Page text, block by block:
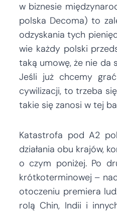
w biznesie
polska Decoma) to
odzyskania tych
wie każdy polski
taką umowę, że nie da
Jeśli już chcemy
cywilizacji, to trzeba
takie się zanosi w tej
Katastrofa pod A2
działania obu krajów,
o czym poniżej. Po
krótkoterminowej –
otoczeniu premiera
rolą Chin, Indii i